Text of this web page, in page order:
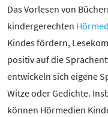
Das Vorlesen von
kindergerechten
Kindes fördern,
positiv auf die
entwickeln sich eigene
Witze oder Gedichte.
können Hörmedien